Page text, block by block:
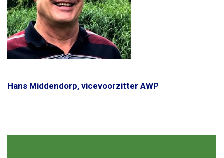
Hans Middendorp, vicevoorzitter AWP